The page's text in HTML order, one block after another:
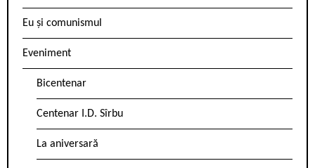
Eu și comunismul
Eveniment
Bicentenar
Centenar I.D. Sîrbu
La aniversară